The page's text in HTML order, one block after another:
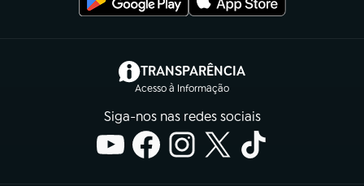
TRANSPARÊNCIA
Acesso à Informação
(abre em nova aba)
Siga-nos nas redes sociais